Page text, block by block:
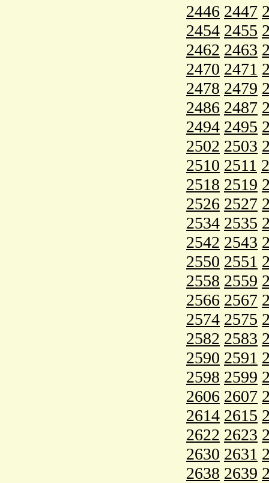
2446 2447
2454 2455
2462 2463
2470 2471
2478 2479
2486 2487
2494 2495
2502 2503
2510 2511
2518 2519
2526 2527
2534 2535
2542 2543
2550 2551
2558 2559
2566 2567
2574 2575
2582 2583
2590 2591
2598 2599
2606 2607
2614 2615
2622 2623
2630 2631
2638 2639